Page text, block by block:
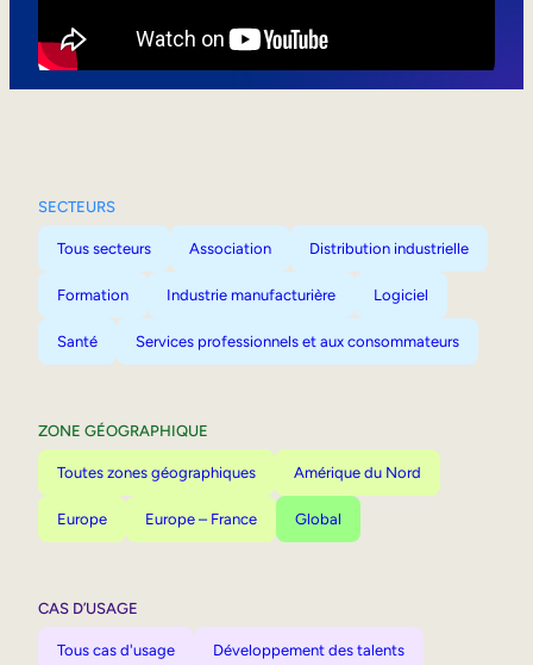
SECTEURS
Tous secteurs Association Distribution industrielle
Formation Industrie manufacturière Logiciel
Santé Services professionnels et aux consommateurs
ZONE GÉOGRAPHIQUE
Toutes zones géographiques Amérique du Nord
Europe Europe – France Global
CAS D’USAGE
Tous cas d'usage Développement des talents